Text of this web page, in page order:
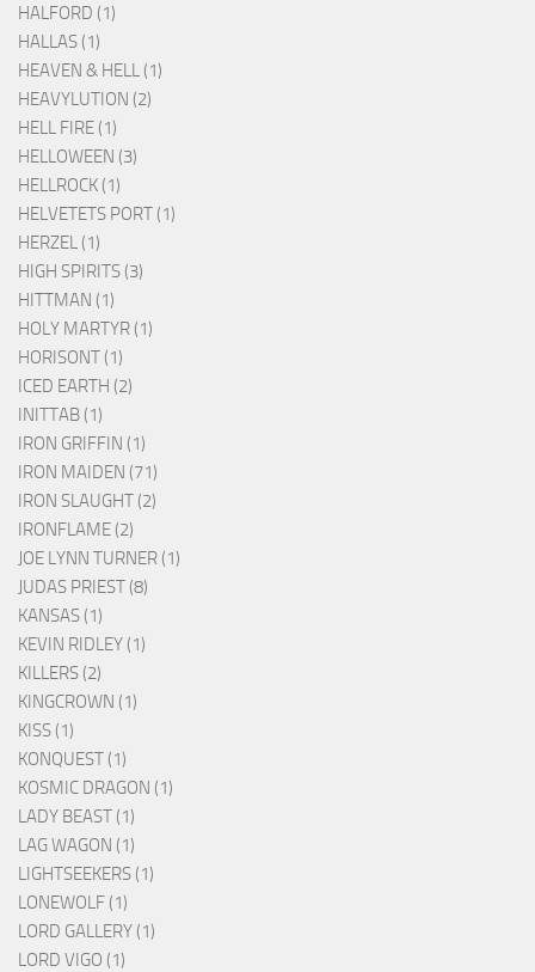
HALFORD (1)
HALLAS (1)
HEAVEN & HELL (1)
HEAVYLUTION (2)
HELL FIRE (1)
HELLOWEEN (3)
HELLROCK (1)
HELVETETS PORT (1)
HERZEL (1)
HIGH SPIRITS (3)
HITTMAN (1)
HOLY MARTYR (1)
HORISONT (1)
ICED EARTH (2)
INITTAB (1)
IRON GRIFFIN (1)
IRON MAIDEN (71)
IRON SLAUGHT (2)
IRONFLAME (2)
JOE LYNN TURNER (1)
JUDAS PRIEST (8)
KANSAS (1)
KEVIN RIDLEY (1)
KILLERS (2)
KINGCROWN (1)
KISS (1)
KONQUEST (1)
KOSMIC DRAGON (1)
LADY BEAST (1)
LAG WAGON (1)
LIGHTSEEKERS (1)
LONEWOLF (1)
LORD GALLERY (1)
LORD VIGO (1)